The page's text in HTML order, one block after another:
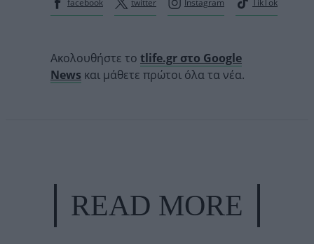
facebook
twitter Instagram TikTok
Ακολουθήστε το tlife.gr στο Google
News και μάθετε πρώτοι όλα τα νέα.
READ MORE